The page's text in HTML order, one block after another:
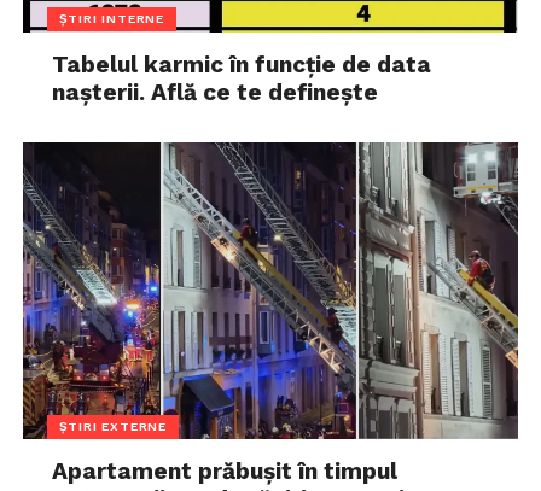
ȘTIRI INTERNE
Tabelul karmic în funcție de data
nașterii. Află ce te definește
ȘTIRI EXTERNE
Apartament prăbușit în timpul